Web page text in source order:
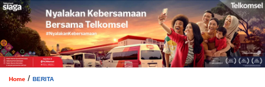
Home / BERITA